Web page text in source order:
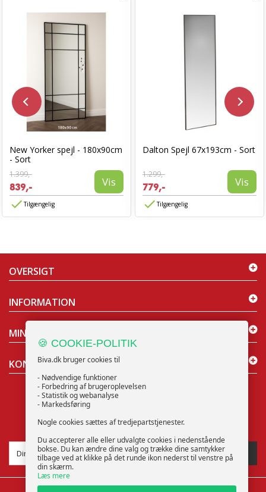
New Yorker spejl - 180x90cm
- Sort
1.399,-
839,- Vis
Tilgængelig
Dalton Spejl 67x193cm - Sort
1.299,-
779,- Vis
Tilgængelig
OVERSIGT
INFORMATION
MIN KONTO
KONTAKT OS
NYHEDSBREV
TILMELD
🍪 COOKIE-POLITIK
Biva.dk bruger cookies til
- Nødvendige funktioner
- Forbedring af brugeroplevelsen
- Statistik og webanalyse
- Markedsføring
Nogle cookies sættes af tredjepartstjenester.
Du accepterer alle eller udvalgte cookies i nedenstående
bokse. Du kan ændre dine valg og trække dine samtykker
tilbage ved at klikke på det runde ikon nederst til venstre på
din skærm.
Læs mere